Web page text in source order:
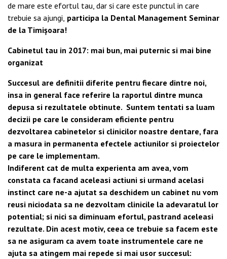
de mare este efortul tau, dar si care este punctul in care
trebuie sa ajungi, participa la Dental Management Seminar
de la Timișoara!
Cabinetul tau in 2017: mai bun, mai puternic si mai bine
organizat
Succesul are definitii diferite pentru fiecare dintre noi,
insa in general face referire la raportul dintre munca
depusa si rezultatele obtinute. Suntem tentati sa luam
decizii pe care le consideram eficiente pentru
dezvoltarea cabinetelor si clinicilor noastre dentare, fara
a masura in permanenta efectele actiunilor si proiectelor
pe care le implementam.
Indiferent cat de multa experienta am avea, vom
constata ca facand aceleasi actiuni si urmand acelasi
instinct care ne-a ajutat sa deschidem un cabinet nu vom
reusi niciodata sa ne dezvoltam clinicile la adevaratul lor
potential; si nici sa diminuam efortul, pastrand aceleasi
rezultate. Din acest motiv, ceea ce trebuie sa facem este
sa ne asiguram ca avem toate instrumentele care ne
ajuta sa atingem mai repede si mai usor succesul: